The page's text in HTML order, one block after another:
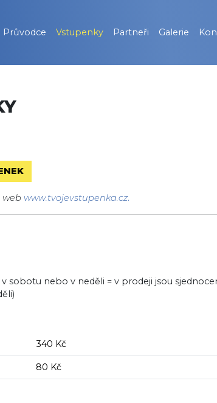
Průvodce Vstupenky Partneři Galerie
www.tvojevstupenka.cz.
sobotu nebo v neděli = v prodeji jsou
340 Kč
80 Kč